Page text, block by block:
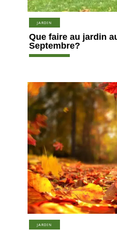
JARDIN
Que faire au jardin
Septembre?
JARDIN